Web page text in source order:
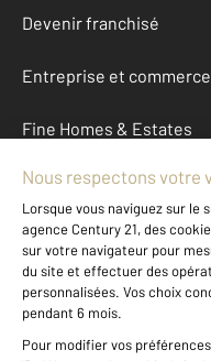
Devenir franchisé
Entreprise et commerce
Fine Homes & Estates
À propos
International
Nous contacter